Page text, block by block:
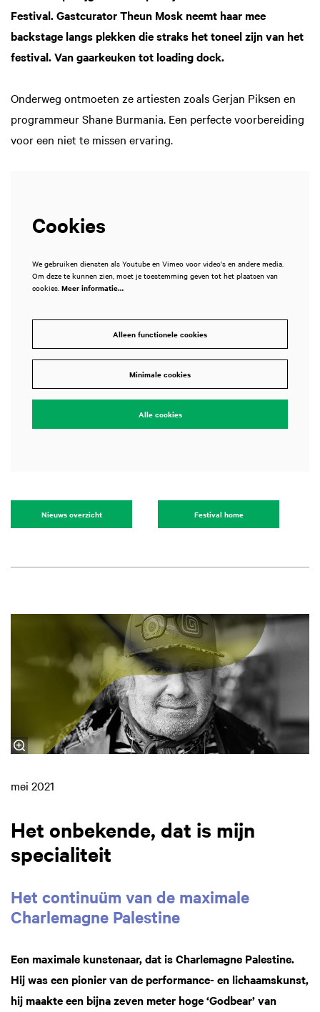
Festival. Gastcurator Theun Mosk neemt haar mee
backstage langs plekken die straks het toneel zijn van het
festival. Van gaarkeuken tot loading dock.
Onderweg ontmoeten ze artiesten zoals Gerjan Piksen en
programmeur Shane Burmania. Een perfecte voorbereiding
voor een niet te missen ervaring.
Cookies
We gebruiken diensten als Youtube en Vimeo voor video's en andere media.
Om deze te kunnen zien, moet je toestemming geven tot het plaatsen van
cookies. Meer informatie…
Alleen functionele cookies
Minimale cookies
Alle cookies
Nieuws overzicht Festival home
mei 2021
Het onbekende, dat is mijn
specialiteit
Het continuüm van de maximale
Charlemagne Palestine
Een maximale kunstenaar, dat is Charlemagne Palestine.
Hij was een pionier van de performance- en lichaamskunst,
hij maakte een bijna zeven meter hoge ‘Godbear’ van